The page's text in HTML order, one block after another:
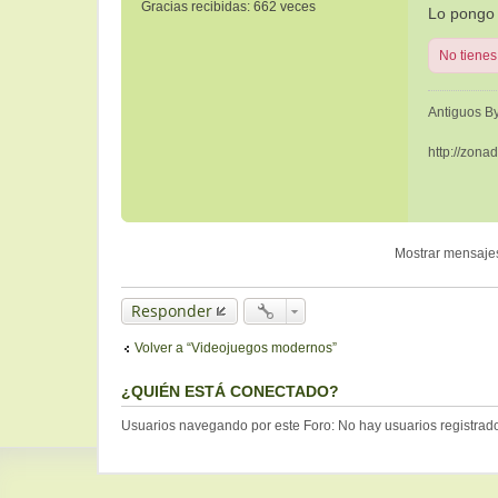
Gracias recibidas: 662 veces Lo
No
Antiguos
http://
Mostrar
Responder
Volver a “Videojuegos modernos”
¿QUIÉN ESTÁ CONECTADO?
Usuarios navegando por este Foro: No hay usuarios